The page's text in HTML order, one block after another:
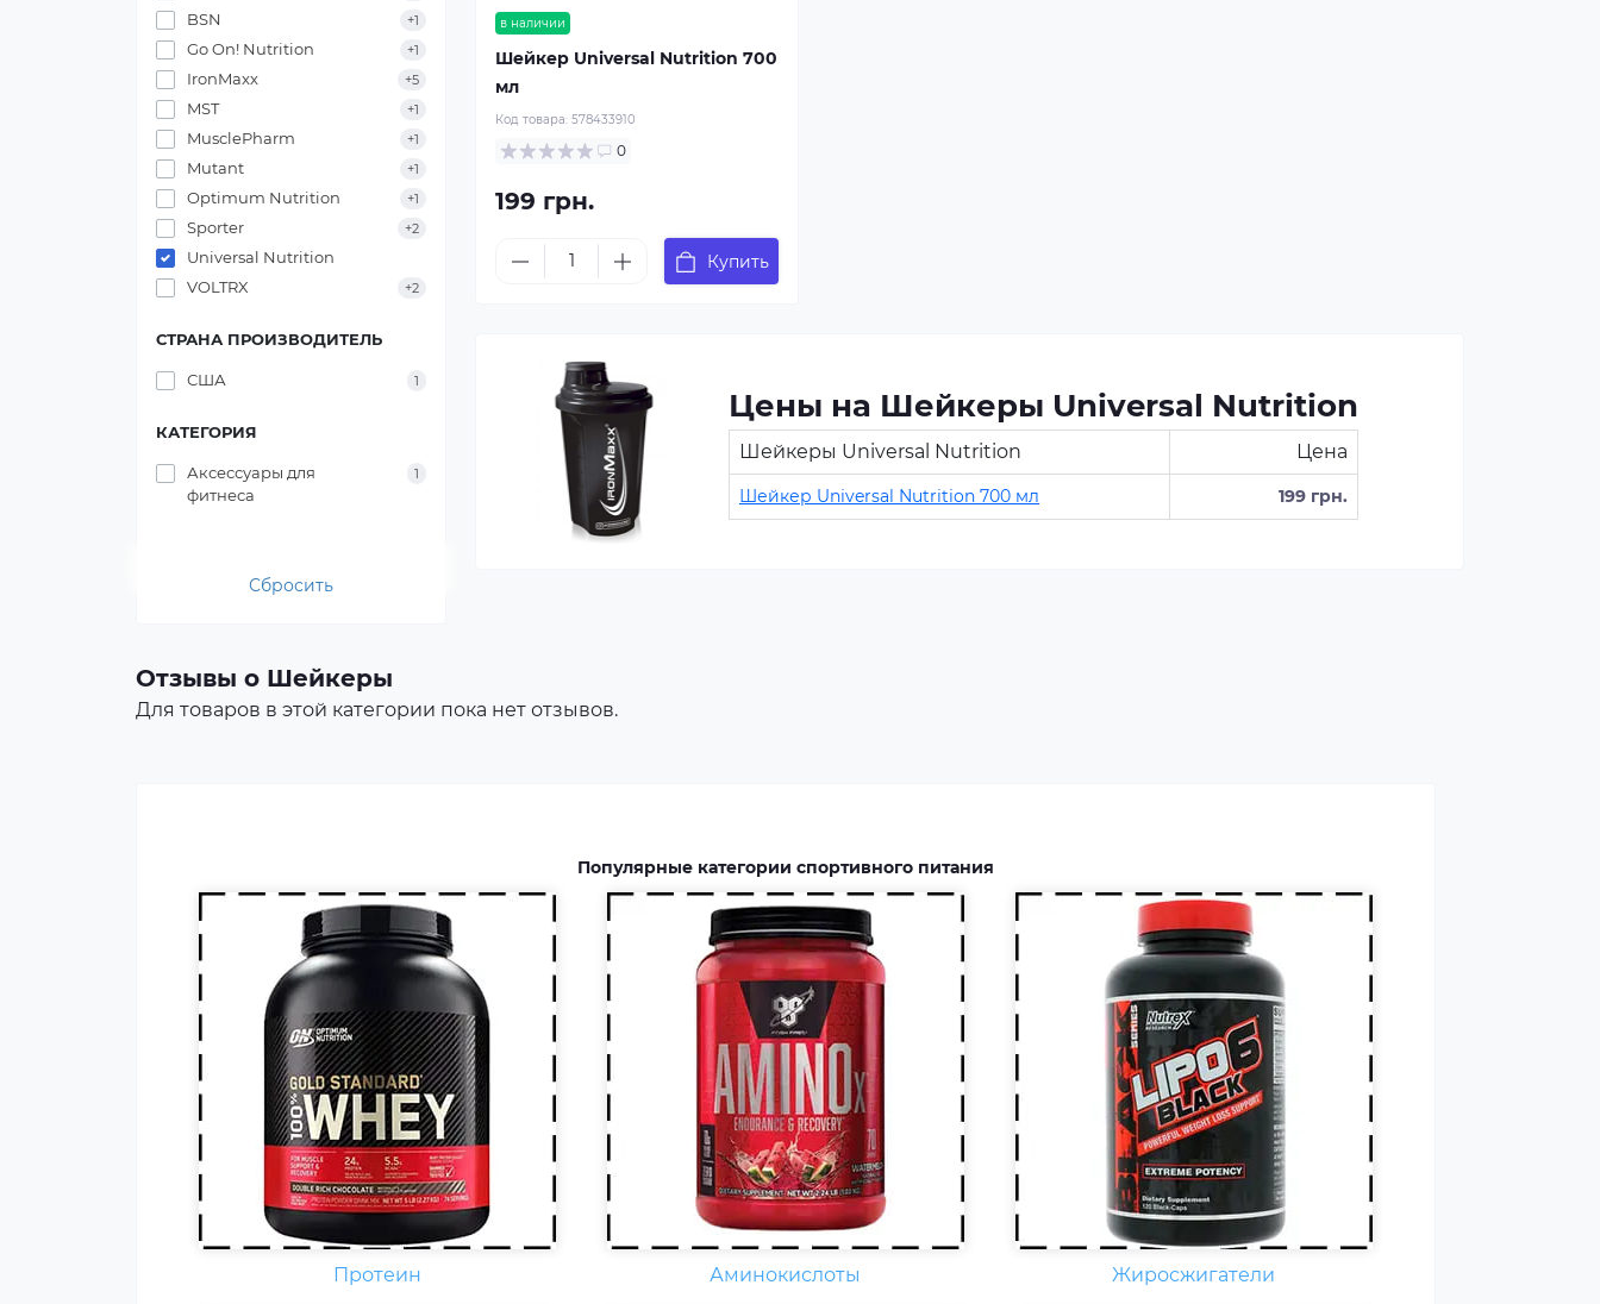
BSN +1
Go On! Nutrition +1
IronMaxx +5
MST +1
MusclePharm +1
Mutant +1
Optimum Nutrition +1
Sporter +2
Universal Nutrition
VOLTRX
+2
СТРАНА ПРОИЗВОДИТЕЛЬ
США 1
КАТЕГОРИЯ
Аксессуары для
фитнеса
1
Сбросить
в наличии
Шейкер Universal Nutrition 700
мл
Код товара: 578433910
0
199 грн.
Купить
Цены на Шейкеры Universal Nutrition
Шейкеры Universal Nutrition Цена
Шейкер Universal Nutrition 700 мл 199 грн.
Отзывы о Шейкеры
Для товаров в этой категории пока нет отзывов.
Популярные категории спортивного питания
питания представляет собой
пищевая добавка, которая
покрывает часть суточной
потребности человека в белке,
Протеин
добавки.
Аминокислоты Жиросжигатели
Гейнер (от англ. gain — прирост,
добавка) — пищевая добавка
при спортивном питании.
Содержит, главным образом,
углеводы (простые либо
сложные, от чего во многом
зависит цена продукта) и белок
(как правило концентрат
сывороточного белка, но
встречаются и
мультикомпонентные по
составу белка гейнеры).
Креатин – спортивная добавка,
используемая в силовых видах
спорта, фитнесе, а также видах
спорта связанных с
динамической нагрузкой или
силовой выносливостью. Это
кислота, синтезируемая в
организме человека в
скелетных мышцах.
Ежедневно каждому
спортсмену необходимы
витамины группы В, карнитин –
витамин Т, витамины С, D, E, F.
Постоянные тренировки,
физические и психологические
нагрузки, соревнования
увеличивают суточную норму
витаминов и минералов в 1,5-2